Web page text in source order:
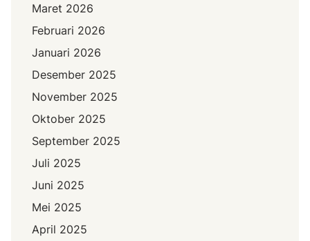
Maret 2026
Februari 2026
Januari 2026
Desember 2025
November 2025
Oktober 2025
September 2025
Juli 2025
Juni 2025
Mei 2025
April 2025